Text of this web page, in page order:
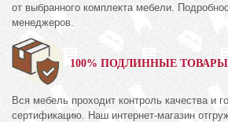
от выбранного комплекта мебели.
менеджеров.
100% ПОДЛИННЫЕ ТОВАРЫ
Вся мебель проходит контроль качества и
сертификацию. Наш интернет-магазин